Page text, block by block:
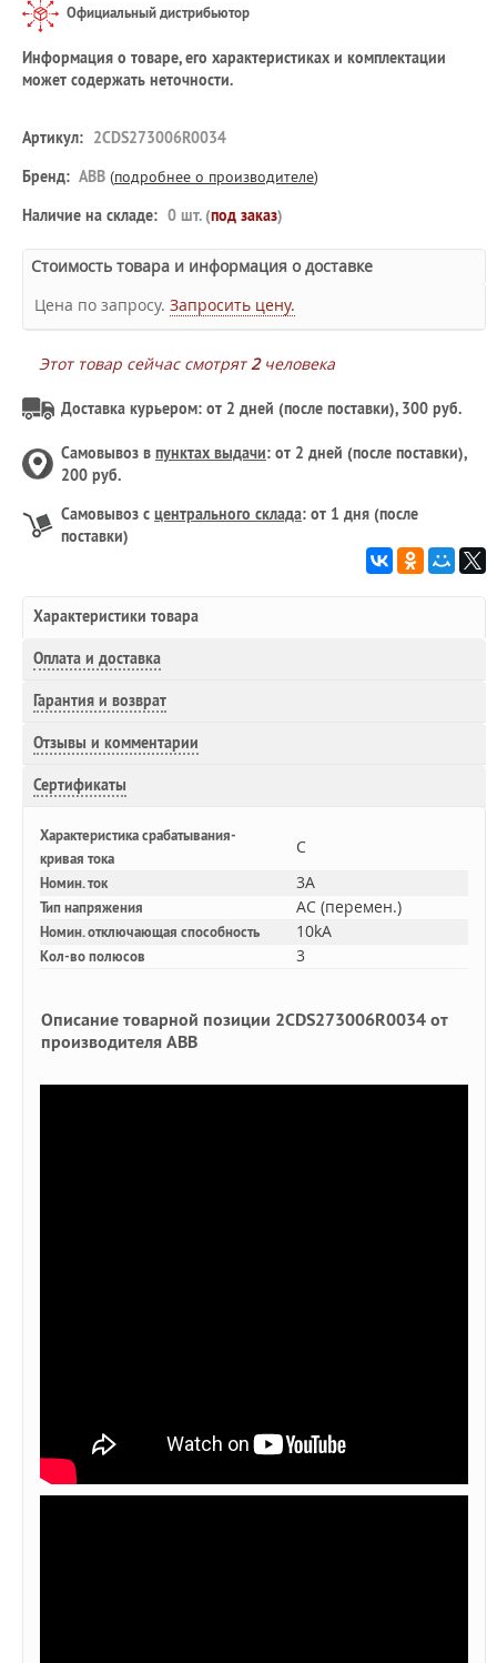
Официальный дистрибьютор
Информация о товаре, его характеристиках и комплектации
может содержать неточности.
Артикул: 2CDS273006R0034
Бренд: ABB (подробнее о производителе)
Наличие на складе: 0 шт. (под заказ)
Стоимость товара и информация о доставке
Цена по запросу. Запросить цену.
Этот товар сейчас смотрят2человека
Доставка курьером: от 2 дней (после поставки), 300 руб.
Самовывоз в пунктах выдачи: от 2 дней (после поставки),
200 руб.
Самовывоз с центрального склада: от 1 дня (после
поставки)
Характеристики товара
Оплата и доставка
Гарантия и возврат
Отзывы и комментарии
Сертификаты
Характеристика срабатывания-
кривая тока
C
Номин. ток 3A
Тип напряжения AC (перемен.)
Номин. отключающая способность 10kA
Кол-во полюсов 3
Описание товарной позиции 2CDS273006R0034 от
производителя ABB